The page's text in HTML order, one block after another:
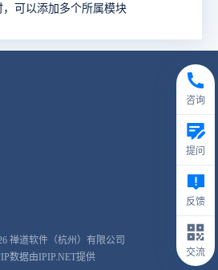
，可以添加多个所属模块
禅道软件（杭州）有限公司
数据由IPIP.NET提供
咨询
提问
反馈
交流